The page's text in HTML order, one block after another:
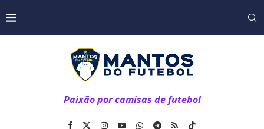
Paixão por camisas de futebol